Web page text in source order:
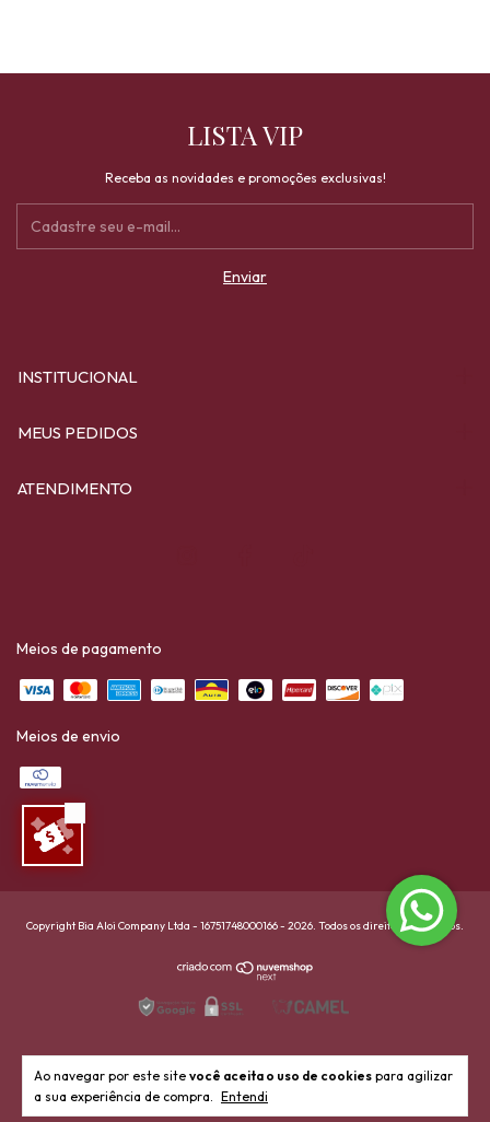
Ao navegar por este site você aceita o uso de cookies para agilizar
a sua experiência de compra. Entendi
LISTA VIP
Receba as novidades e promoções exclusivas!
INSTITUCIONAL
MEUS PEDIDOS
ATENDIMENTO
Meios de pagamento
Meios de envio
Copyright Bia Aloi Company Ltda - 16751748000166 - 2026. Todos os direitos reservados.